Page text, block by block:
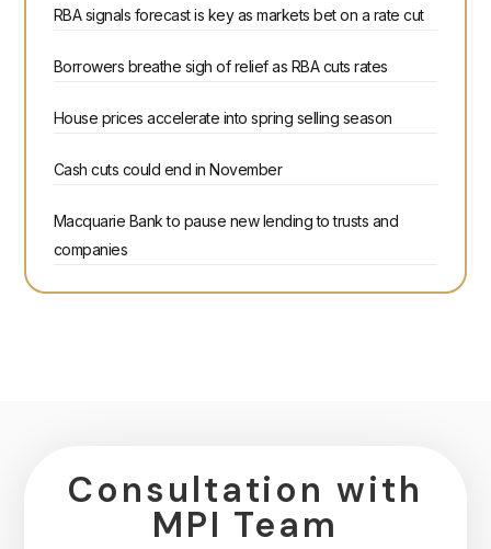
RBA signals forecast is key as markets bet on a rate cut
Borrowers breathe sigh of relief as RBA cuts rates
House prices accelerate into spring selling season
Cash cuts could end in November
Macquarie Bank to pause new lending to trusts and
companies
Consultation with
MPI Team